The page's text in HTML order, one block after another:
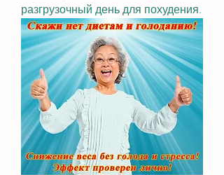
разгрузочный день для похудения.